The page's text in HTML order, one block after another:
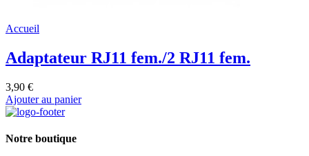
Accueil
Adaptateur RJ11 fem./2 RJ11 fem.
3,90 €
Ajouter au panier
Notre boutique